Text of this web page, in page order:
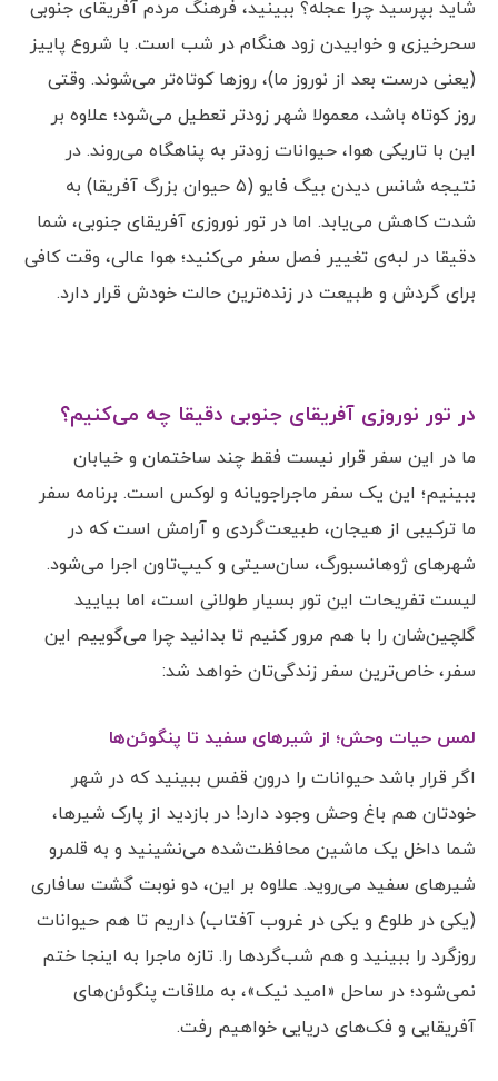
شاید بپرسید چرا عجله؟ ببینید، فرهنگ مردم آفریقای جنوبی
سحرخیزی و خوابیدن زود هنگام در شب است. با شروع پاییز
(یعنی درست بعد از نوروز ما)، روزها کوتاه‌تر می‌شوند. وقتی
روز کوتاه باشد، معمولا شهر زودتر تعطیل می‌شود؛ علاوه بر
این با تاریکی هوا، حیوانات زودتر به پناهگاه می‌روند. در
نتیجه شانس دیدن بیگ فایو (۵ حیوان بزرگ آفریقا) به
شدت کاهش می‌یابد. اما در تور نوروزی آفریقای جنوبی، شما
دقیقا در لبه‌ی تغییر فصل سفر می‌کنید؛ هوا عالی، وقت کافی
برای گردش و طبیعت در زنده‌ترین حالت خودش قرار دارد.
در تور نوروزی آفریقای جنوبی دقیقا چه می‌کنیم؟
ما در این سفر قرار نیست فقط چند ساختمان و خیابان
ببینیم؛ این یک سفر ماجراجویانه و لوکس است. برنامه سفر
ما ترکیبی از هیجان، طبیعت‌گردی و آرامش است که در
شهرهای ژوهانسبورگ، سان‌سیتی و کیپ‌تاون اجرا می‌شود.
لیست تفریحات این تور بسیار طولانی است، اما بیایید
گلچین‌شان را با هم مرور کنیم تا بدانید چرا می‌گوییم این
سفر، خاص‌ترین سفر زندگی‌تان خواهد شد:
لمس حیات وحش؛ از شیرهای سفید تا پنگوئن‌ها
اگر قرار باشد حیوانات را درون قفس ببینید که در شهر
خودتان هم باغ وحش وجود دارد! در بازدید از پارک شیرها،
شما داخل یک ماشین محافظت‌شده می‌نشینید و به قلمرو
شیرهای سفید می‌روید. علاوه بر این، دو نوبت گشت سافاری
(یکی در طلوع و یکی در غروب آفتاب) داریم تا هم حیوانات
روزگرد را ببینید و هم شب‌گردها را. تازه ماجرا به اینجا ختم
نمی‌شود؛ در ساحل «امید نیک»، به ملاقات پنگوئن‌های
آفریقایی و فک‌های دریایی خواهیم رفت.